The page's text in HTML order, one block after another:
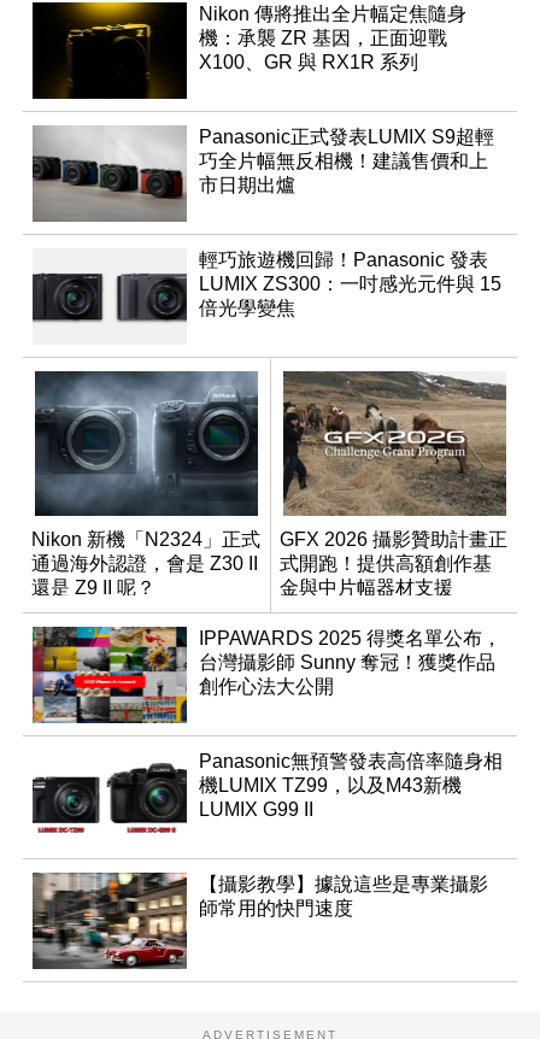
Nikon 傳將推出全片幅定焦隨身
機：承襲 ZR 基因，正面迎戰
X100、GR 與 RX1R 系列
Panasonic正式發表LUMIX S9超輕
巧全片幅無反相機！建議售價和上
市日期出爐
輕巧旅遊機回歸！Panasonic 發表
LUMIX ZS300：一吋感光元件與 15
倍光學變焦
Nikon 新機「N2324」正式
通過海外認證，會是 Z30 II
還是 Z9 II 呢？
GFX 2026 攝影贊助計畫正
式開跑！提供高額創作基
金與中片幅器材支援
IPPAWARDS 2025 得獎名單公布，
台灣攝影師 Sunny 奪冠！獲獎作品
創作心法大公開
Panasonic無預警發表高倍率隨身相
機LUMIX TZ99，以及M43新機
LUMIX G99 II
【攝影教學】據說這些是專業攝影
師常用的快門速度
ADVERTISEMENT